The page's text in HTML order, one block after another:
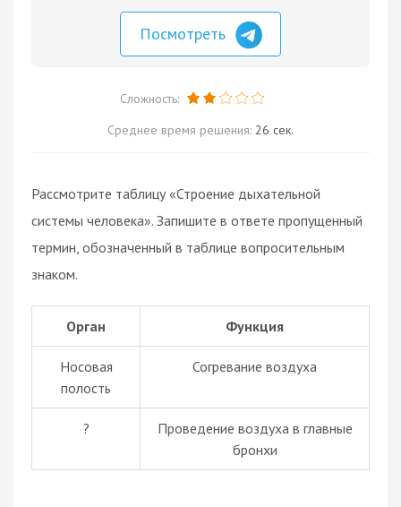
Посмотреть
Сложность:
Среднее время решения: 26 сек.
Рассмотрите таблицу «Строение дыхательной
системы человека». Запишите в ответе пропущенный
термин, обозначенный в таблице вопросительным
знаком.
Орган Функция
Носовая
полость
Согревание воздуха
?
Проведение воздуха в главные
бронхи